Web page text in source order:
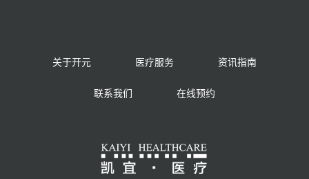
关于开元 医疗服务 资讯指南
联系我们 在线预约